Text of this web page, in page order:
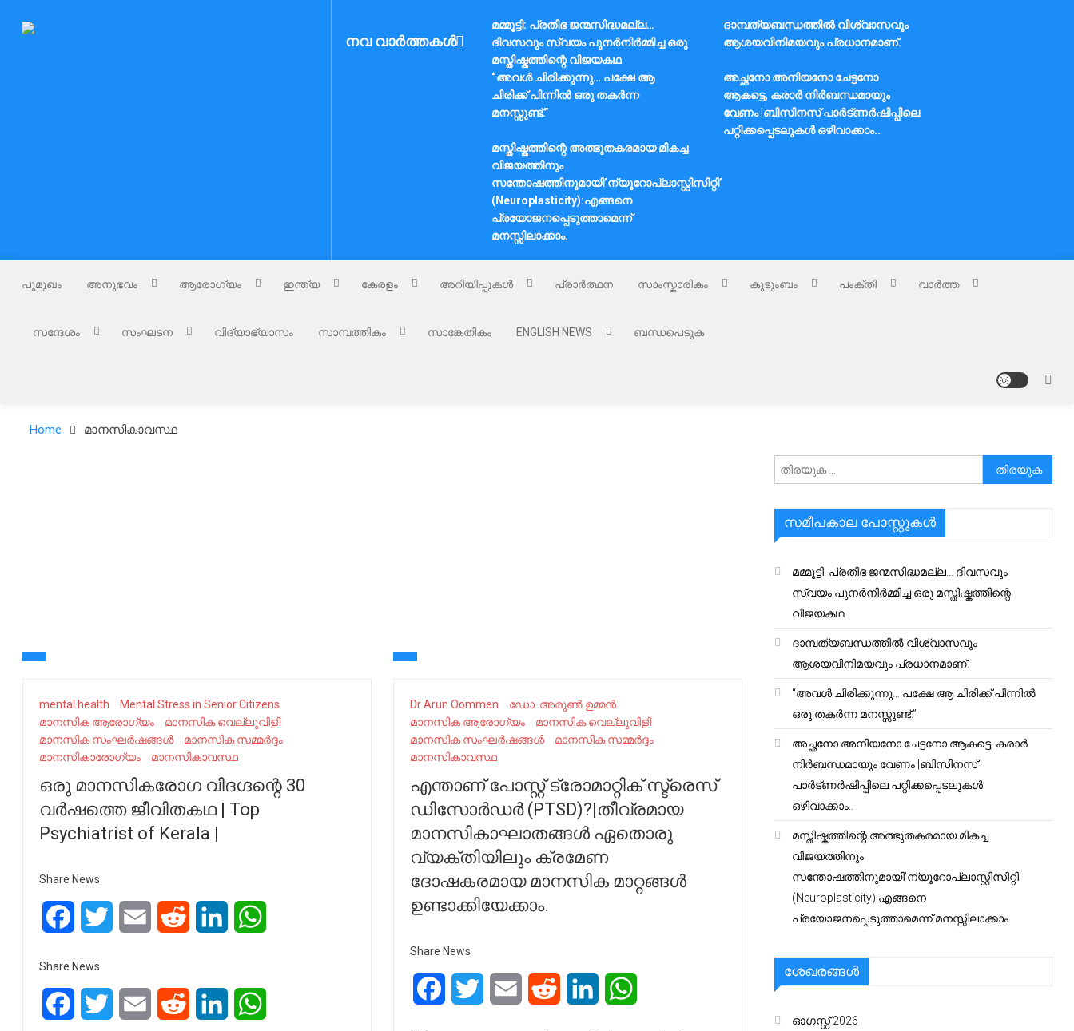
Nammude Naadu നവ വാർത്തകൾ
മമ്മൂട്ടി: പ്രതിഭ ജന്മസിദ്ധമല്ല…
ദിവസവും സ്വയം പുനർനിർമ്മിച്ച ഒരു
മസ്തിഷ്കത്തിന്റെ വിജയകഥ
ദാമ്പത്യബന്ധത്തിൽ വിശ്വാസവും
ആശയവിനിമയവും പ്രധാനമാണ്.
“അവൾ ചിരിക്കുന്നു… പക്ഷേ ആ
ചിരിക്ക് പിന്നിൽ ഒരു തകർന്ന
മനസ്സുണ്ട്.”
അച്ഛനോ അനിയനോ ചേട്ടനോ
ആകട്ടെ, കരാർ നിർബന്ധമായും
വേണം |ബിസിനസ് പാർട്ണർഷിപ്പിലെ
പറ്റിക്കപ്പെടലുകൾ ഒഴിവാക്കാം..
മസ്തിഷ്കത്തിന്റെ അത്ഭുതകരമായ മികച്ച
വിജയത്തിനും
സന്തോഷത്തിനുമായി’ന്യൂറോപ്ലാസ്റ്റിസിറ്റി’
(Neuroplasticity):എങ്ങനെ
പ്രയോജനപ്പെടുത്താമെന്ന്
മനസ്സിലാക്കാം.
പൂമുഖം അനുഭവം ആരോഗ്യം ഇന്ത്യ കേരളം അറിയിപ്പുകൾ പ്രാർത്ഥന സാംസ്കാരികം കുടുംബം പംക്തി വാർത്ത
സന്ദേശം സംഘടന വിദ്യാഭ്യാസം സാമ്പത്തികം സാങ്കേതികം ENGLISH NEWS ബന്ധപെടുക
Home മാനസികാവസ്ഥ
mental health
Mental Stress in Senior Citizens
മാനസിക ആരോഗ്യം
മാനസിക വെല്ലുവിളി
മാനസിക സംഘർഷങ്ങൾ
മാനസിക സമ്മർദ്ദം
മാനസികാരോഗ്യം
മാനസികാവസ്ഥ
ഒരു മാനസികരോ​ഗ വിദ​ഗ്ദന്റെ 30
വർഷത്തെ ജീവിതകഥ | Top
Psychiatrist of Kerala |
Share News
FacebookTwitter Email Reddit LinkedIn
Share News
FacebookTwitter Email Reddit LinkedIn
Dr Arun Oommen
ഡോ .അരുൺ ഉമ്മൻ
മാനസിക ആരോഗ്യം
മാനസിക വെല്ലുവിളി
മാനസിക സംഘർഷങ്ങൾ
മാനസിക സമ്മർദ്ദം
മാനസികാവസ്ഥ
എന്താണ് പോസ്റ്റ് ട്രോമാറ്റിക് സ്ട്രെസ്
ഡിസോർഡർ (PTSD)?|തീവ്രമായ
മാനസികാഘാതങ്ങൾ ഏതൊരു
വ്യക്തിയിലും ക്രമേണ
ദോഷകരമായ മാനസിക മാറ്റങ്ങൾ
ഉണ്ടാക്കിയേക്കാം.
Share News
FacebookTwitter Email Reddit LinkedIn
അനേഷിക്കുക
സമീപകാല പോസ്റ്റുകൾ
മമ്മൂട്ടി: പ്രതിഭ ജന്മസിദ്ധമല്ല… ദിവസവും
സ്വയം പുനർനിർമ്മിച്ച ഒരു മസ്തിഷ്കത്തിന്റെ
വിജയകഥ
ദാമ്പത്യബന്ധത്തിൽ വിശ്വാസവും
ആശയവിനിമയവും പ്രധാനമാണ്.
“അവൾ ചിരിക്കുന്നു… പക്ഷേ ആ ചിരിക്ക് പിന്നിൽ
ഒരു തകർന്ന മനസ്സുണ്ട്.”
അച്ഛനോ അനിയനോ ചേട്ടനോ ആകട്ടെ, കരാർ
നിർബന്ധമായും വേണം |ബിസിനസ്
പാർട്ണർഷിപ്പിലെ പറ്റിക്കപ്പെടലുകൾ
ഒഴിവാക്കാം..
മസ്തിഷ്കത്തിന്റെ അത്ഭുതകരമായ മികച്ച
വിജയത്തിനും
സന്തോഷത്തിനുമായി’ന്യൂറോപ്ലാസ്റ്റിസിറ്റി’
(Neuroplasticity):എങ്ങനെ
പ്രയോജനപ്പെടുത്താമെന്ന് മനസ്സിലാക്കാം.
ശേഖരങ്ങൾ
ഓഗസ്റ്റ്‌ 2026